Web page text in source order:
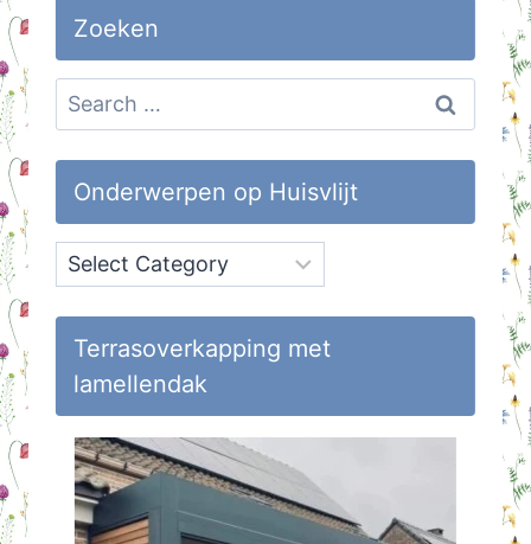
Zoeken
Search
for:
Onderwerpen op Huisvlijt
Onderwerpen
op
Huisvlijt
Terrasoverkapping met
lamellendak